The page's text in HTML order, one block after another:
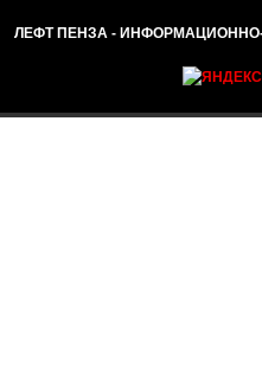
ЛЕФТ ПЕНЗА - ИНФОРМАЦИОННО-